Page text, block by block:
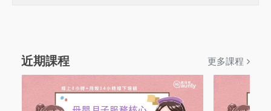
近期課程 更多課程